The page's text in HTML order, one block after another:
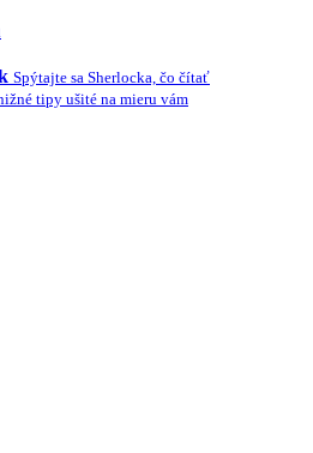
Spýtajte sa Sherlocka, čo čítať
tipy ušité na mieru vám